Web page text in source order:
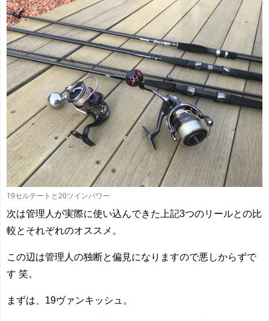
19セルテートと20ツインパワー
次は管理人が実際に使い込んできた上記3つのリールとの比
較とそれぞれのオススメ。
この辺は管理人の独断と偏見になりますので悪しからずで
す 笑。
まずは、19ヴァンキッシュ。